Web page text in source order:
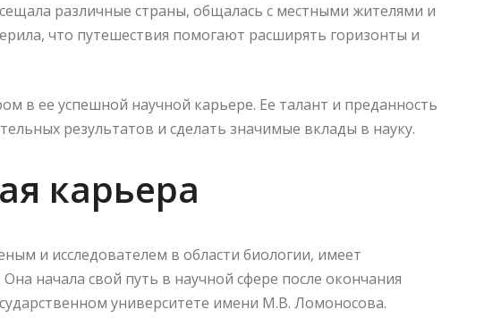
различные страны, общалась с местными жителями и
что путешествия помогают расширять горизонты и
в ее успешной научной карьере. Ее талант и преданность
результатов и сделать значимые вклады в науку.
карьера
и исследователем в области биологии, имеет
начала свой путь в научной сфере после окончания
университете имени М.В. Ломоносова.